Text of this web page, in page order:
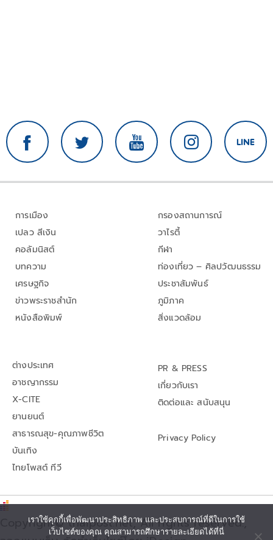
การเมือง
เปลว สีเงิน
คอลัมนิสต์
บทความ
เศรษฐกิจ
ข่าวพระราชสำนัก
หนังสือพิมพ์
กรองสถานการณ์
วาไรตี้
กีฬา
ท่องเที่ยว – ศิลปวัฒนธรรม
ประชาสัมพันธ์
ภูมิภาค
สิ่งแวดล้อม
ต่างประเทศ
อาชญากรรม
X-CITE
ยานยนต์
สาธารณสุข-คุณภาพชีวิต
บันเทิง
ไทยโพสต์ ทีวี
PR & PRESS
เกี่ยวกับเรา
ติดต่อและ สนับสนุน
Privacy Policy
Copyright© thaipost.net, All rights reserved.,
เราใช้คุกกี้เพื่อพัฒนาประสิทธิภาพ และประสบการณ์ที่ดีในการใช้
เว็บไซต์ของคุณ คุณสามารถศึกษารายละเอียดได้ที่นี่